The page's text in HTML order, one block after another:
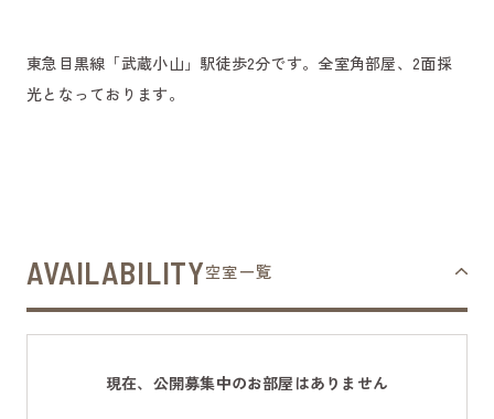
東急目黒線「武蔵小山」駅徒歩2分です。全室角部屋、2面採
光となっております。
AVAILABILITY空室一覧
現在、公開募集中のお部屋はありません